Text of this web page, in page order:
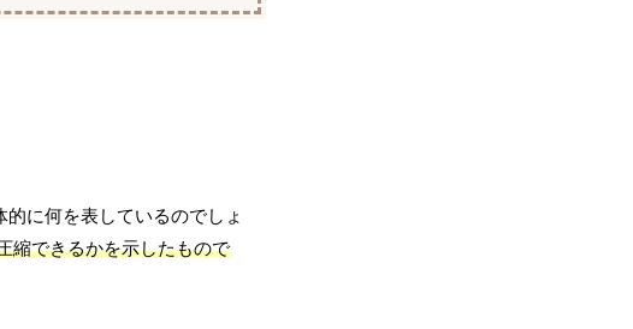
に何を表しているのでしょ
縮できるかを示したもので